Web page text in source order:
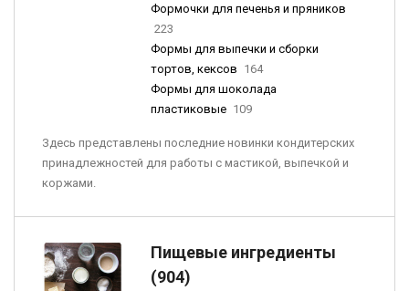
Формочки для печенья и пряников
223
Формы для выпечки и сборки
тортов, кексов 164
Формы для шоколада
пластиковые 109
Здесь представлены последние новинки кондитерских
принадлежностей для работы с мастикой, выпечкой и
коржами.
Пищевые ингредиенты
(904)